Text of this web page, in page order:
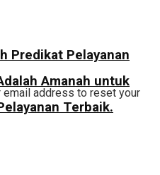
Predikat Pelayanan
Amanah untuk
Terbaik.
email address to reset your